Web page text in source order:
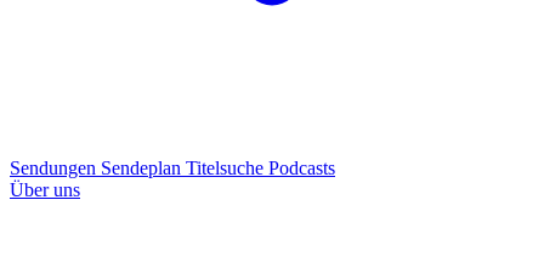
Sendungen Sendeplan Titelsuche Podcasts
Über uns